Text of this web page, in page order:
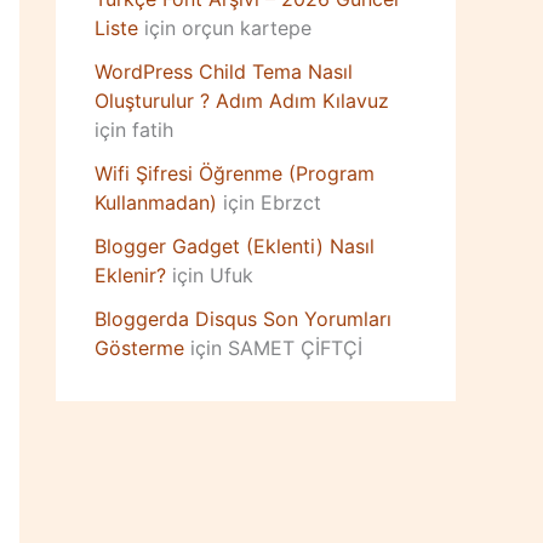
Liste için orçun kartepe
WordPress Child Tema Nasıl
Oluşturulur ? Adım Adım Kılavuz
için fatih
Wifi Şifresi Öğrenme (Program
Kullanmadan) için Ebrzct
Blogger Gadget (Eklenti) Nasıl
Eklenir? için Ufuk
Bloggerda Disqus Son Yorumları
Gösterme için SAMET ÇİFTÇİ